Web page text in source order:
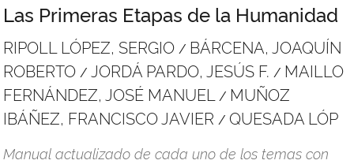
Las Primeras Etapas de la Humanidad
RIPOLL LÓPEZ, SERGIO / BÁRCENA, JOAQUÍN
ROBERTO / JORDÁ PARDO, JESÚS F. / MAILLO
FERNÁNDEZ, JOSÉ MANUEL / MUÑOZ
IBÁÑEZ, FRANCISCO JAVIER / QUESADA LÓP
Manual actualizado de cada uno de los temas con